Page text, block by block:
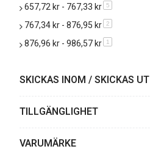
657,72 kr‎- 767,33 kr‎ 5produkt
767,34 kr‎-876,95 kr‎ 2produkt
876,96 kr‎-986,57 kr‎ 1
SKICKAS INOM / SKICKAS UT
TILLGÄNGLIGHET
VARUMÄRKE